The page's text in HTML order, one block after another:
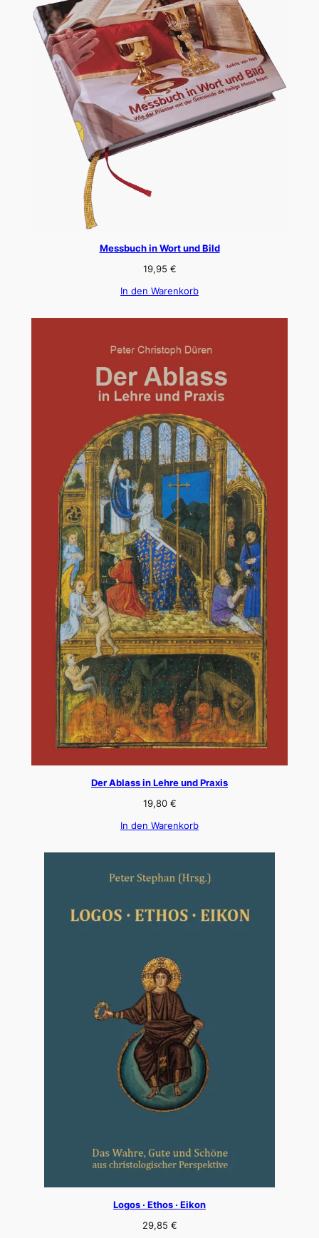
Messbuch in Wort und Bild
19,95 €
In den Warenkorb
Der Ablass in Lehre und Praxis
19,80 €
In den Warenkorb
Logos · Ethos · Eikon
29,85 €